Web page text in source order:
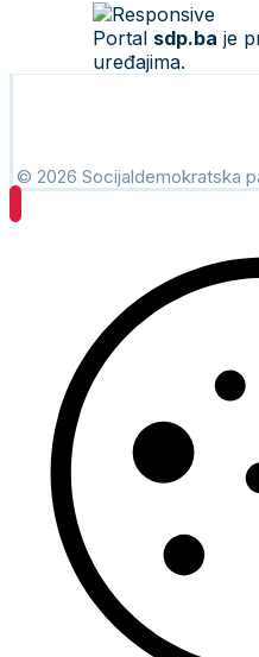
Portal sdp.ba je
uređajima.
© 2026 Socijaldemokratska